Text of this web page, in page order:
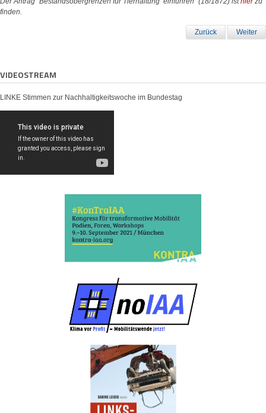
finden.
Zurück Weiter
VIDEOSTREAM
LINKE Stimmen zur Nachhaltigkeitswoche im Bundestag